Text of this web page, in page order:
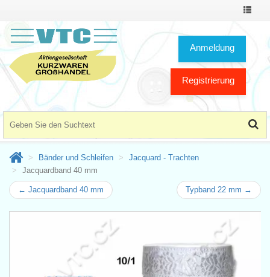
Toggle
Anmeldung
Registrierung
Bänder und Schleifen
Jacquard - Trachten
Jacquardband 40 mm
← Jacquardband 40 mm Typband 22 mm →